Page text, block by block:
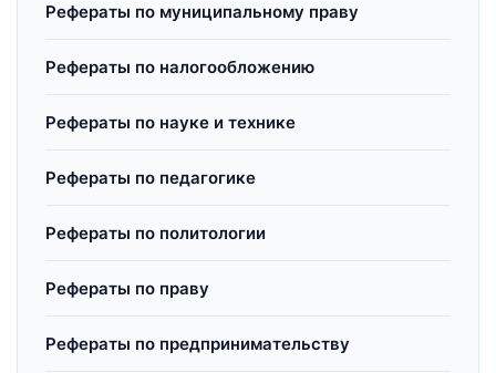
Рефераты по муниципальному праву
Рефераты по налогообложению
Рефераты по науке и технике
Рефераты по педагогике
Рефераты по политологии
Рефераты по праву
Рефераты по предпринимательству